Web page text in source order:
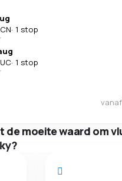
· 1 stop
· 1 stop
vanaf
de moeite waard om